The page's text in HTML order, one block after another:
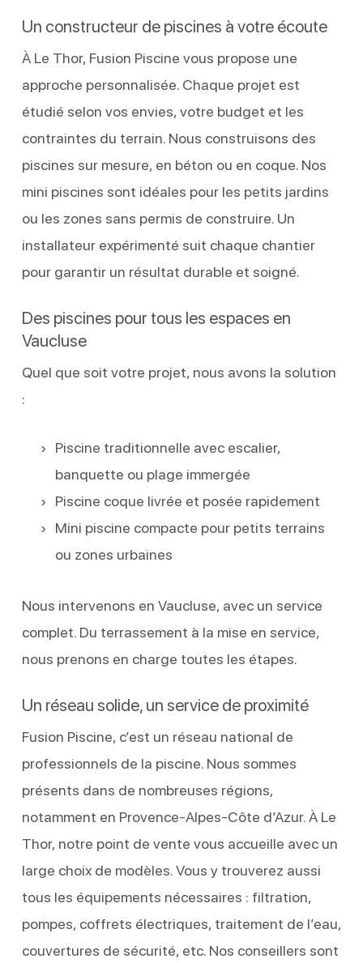
Un constructeur de piscines à votre écoute
À Le Thor, Fusion Piscine vous propose une
approche personnalisée. Chaque projet est
étudié selon vos envies, votre budget et les
contraintes du terrain. Nous construisons des
piscines sur mesure, en béton ou en coque. Nos
mini piscines sont idéales pour les petits jardins
ou les zones sans permis de construire. Un
installateur expérimenté suit chaque chantier
pour garantir un résultat durable et soigné.
Des piscines pour tous les espaces en
Vaucluse
Quel que soit votre projet, nous avons la solution
:
Piscine traditionnelle avec escalier,
banquette ou plage immergée
Piscine coque livrée et posée rapidement
Mini piscine compacte pour petits terrains
ou zones urbaines
Nous intervenons en Vaucluse, avec un service
complet. Du terrassement à la mise en service,
nous prenons en charge toutes les étapes.
Un réseau solide, un service de proximité
Fusion Piscine, c’est un réseau national de
professionnels de la piscine. Nous sommes
présents dans de nombreuses régions,
notamment en Provence-Alpes-Côte d’Azur. À Le
Thor, notre point de vente vous accueille avec un
large choix de modèles. Vous y trouverez aussi
tous les équipements nécessaires : filtration,
pompes, coffrets électriques, traitement de l’eau,
couvertures de sécurité, etc. Nos conseillers sont